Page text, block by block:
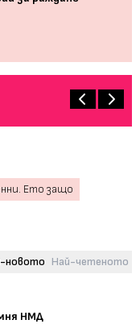
Ето защо
новото Най-четеното
НМД